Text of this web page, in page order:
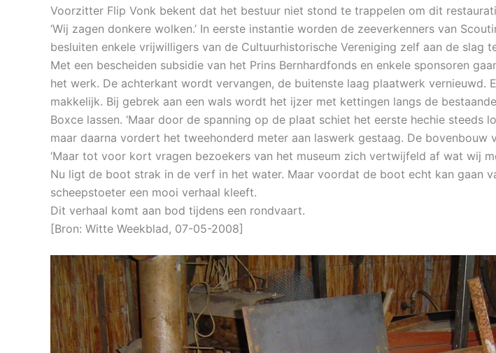
Voorzitter Flip Vonk bekent dat het bestuur niet stond te trappelen om dit
‘Wij zagen donkere wolken.’ In eerste instantie worden de zeeverkenners van
besluiten enkele vrijwilligers van de Cultuurhistorische Vereniging zelf aan de
Met een bescheiden subsidie van het Prins Bernhardfonds en enkele sponsoren
het werk. De achterkant wordt vervangen, de buitenste laag plaatwerk
makkelijk. Bij gebrek aan een wals wordt het ijzer met kettingen langs de
Boxce lassen. ‘Maar door de spanning op de plaat schiet het eerste hechie steeds
maar daarna vordert het tweehonderd meter aan laswerk gestaag. De
‘Maar tot voor kort vragen bezoekers van het museum zich vertwijfeld af wat wij
Nu ligt de boot strak in de verf in het water. Maar voordat de boot echt kan gaan
scheepstoeter een mooi verhaal kleeft.
Dit verhaal komt aan bod tijdens een rondvaart.
[Bron: Witte Weekblad, 07-05-2008]